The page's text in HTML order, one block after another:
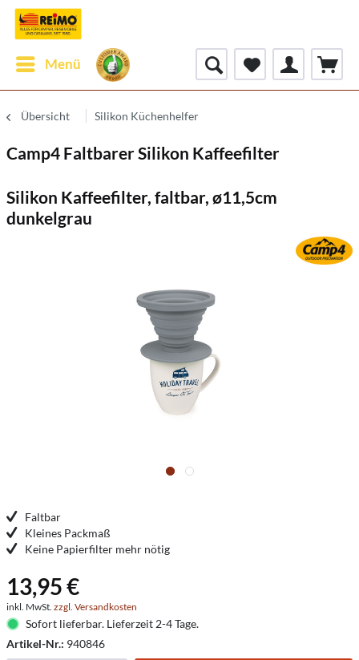
Menü
Übersicht Silikon Küchenhelfer
Camp4 Faltbarer Silikon Kaffeefilter
Silikon Kaffeefilter, faltbar, ø11,5cm
dunkelgrau
Faltbar
Kleines Packmaß
Keine Papierfilter mehr nötig
13,95 €
inkl. MwSt. zzgl. Versandkosten
Sofort lieferbar. Lieferzeit 2-4 Tage.
Artikel-Nr.: 940846